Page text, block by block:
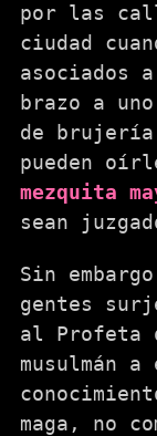
por las
ciudad
asociados
brazo a
de brujería
pueden
mezquita
sean
Sin
gentes
al Profeta
musulmán
maga, no